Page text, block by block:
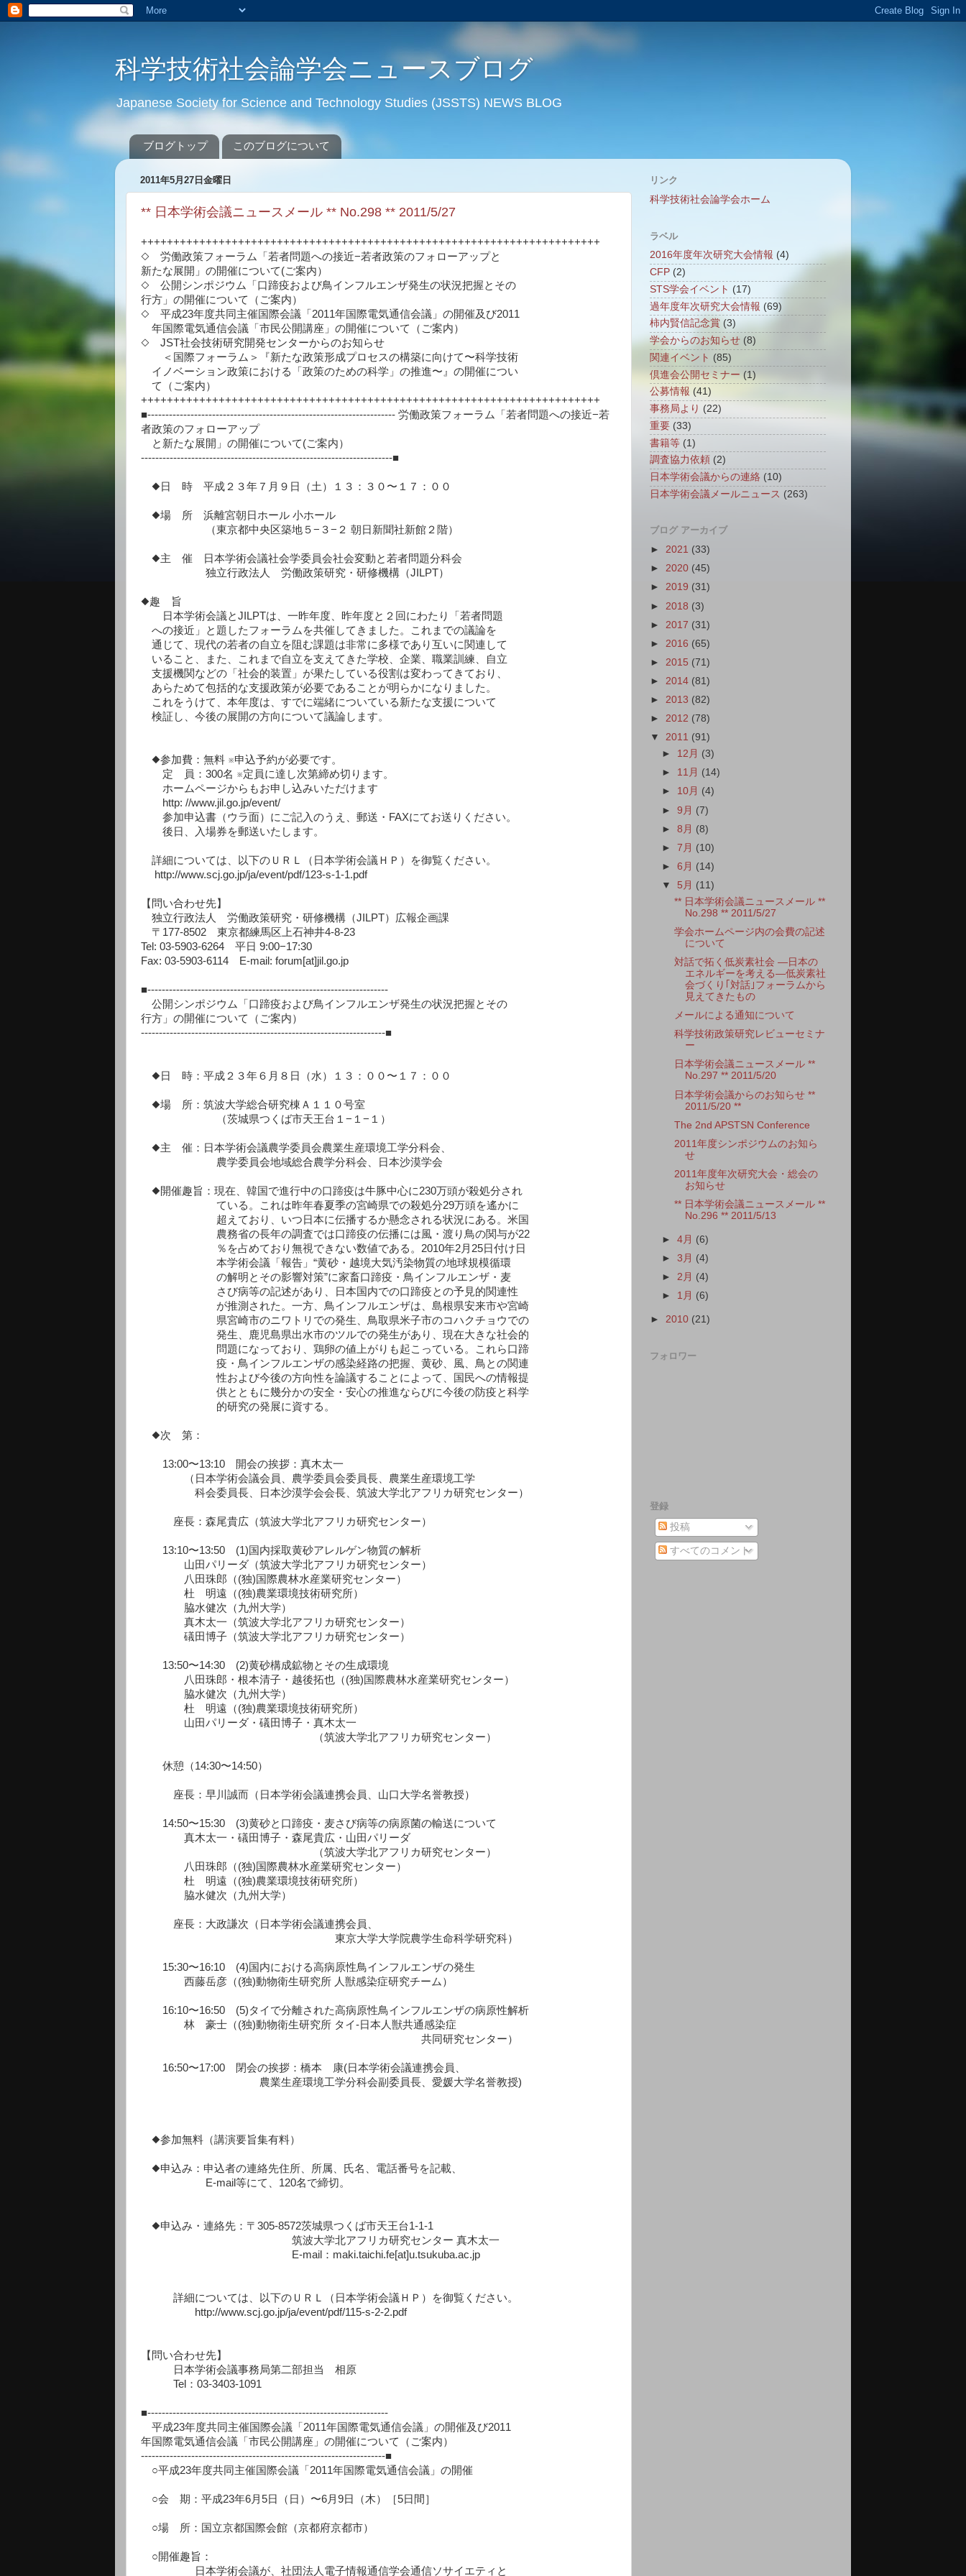
科学技術社会論学会ニュースブログ
Japanese Society for Science and Technology Studies (JSSTS) NEWS BLOG
ブログトップ このブログについて
2011年5月27日金曜日
** 日本学術会議ニュースメール ** No.298 ** 2011/5/27
+++++++++++++++++++++++++++++++++++++++++++++++++++++++++++++++++++++++
◇ 労働政策フォーラム「若者問題への接近−若者政策のフォローアップと
新たな展開」の開催について(ご案内）
◇ 公開シンポジウム「口蹄疫および鳥インフルエンザ発生の状況把握とその
行方」の開催について（ご案内）
◇ 平成23年度共同主催国際会議「2011年国際電気通信会議」の開催及び2011
年国際電気通信会議「市民公開講座」の開催について（ご案内）
◇ JST社会技術研究開発センターからのお知らせ
＜国際フォーラム＞『新たな政策形成プロセスの構築に向けて〜科学技術
イノベーション政策における「政策のための科学」の推進〜』の開催につい
て（ご案内）
+++++++++++++++++++++++++++++++++++++++++++++++++++++++++++++++++++++++
■--------------------------------------------------------------------- 労働政策フォーラム「若者問題への接近−若
者政策のフォローアップ
と新たな展開」の開催について(ご案内）
----------------------------------------------------------------------■
◆日 時 平成２３年７月９日（土）１３：３０〜１７：００
◆場 所 浜離宮朝日ホール 小ホール
（東京都中央区築地５−３−２ 朝日新聞社新館２階）
◆主 催 日本学術会議社会学委員会社会変動と若者問題分科会
独立行政法人 労働政策研究・研修機構（JILPT）
◆趣 旨
日本学術会議とJILPTは、一昨年度、昨年度と２回にわたり「若者問題
への接近」と題したフォーラムを共催してきました。これまでの議論を
通じて、現代の若者の自立を阻む課題は非常に多様であり互いに関連して
いること、また、これまで自立を支えてきた学校、企業、職業訓練、自立
支援機関などの「社会的装置」が果たしている役割は変わってきており、
あらためて包括的な支援政策が必要であることが明らかになりました。
これをうけて、本年度は、すでに端緒についている新たな支援について
検証し、今後の展開の方向について議論します。
◆参加費：無料 ※申込予約が必要です。
定 員：300名 ※定員に達し次第締め切ります。
ホームページからもお申し込みいただけます
http: //www.jil.go.jp/event/
参加申込書（ウラ面）にご記入のうえ、郵送・FAXにてお送りください。
後日、入場券を郵送いたします。
詳細については、以下のＵＲＬ（日本学術会議ＨＰ）を御覧ください。
http://www.scj.go.jp/ja/event/pdf/123-s-1-1.pdf
【問い合わせ先】
独立行政法人 労働政策研究・研修機構（JILPT）広報企画課
〒177-8502 東京都練馬区上石神井4-8-23
Tel: 03-5903-6264 平日 9:00−17:30
Fax: 03-5903-6114 E-mail: forum[at]jil.go.jp
■-------------------------------------------------------------------
公開シンポジウム「口蹄疫および鳥インフルエンザ発生の状況把握とその
行方」の開催について（ご案内）
--------------------------------------------------------------------■
◆日 時：平成２３年６月８日（水）１３：００〜１７：００
◆場 所：筑波大学総合研究棟Ａ１１０号室
（茨城県つくば市天王台１−１−１）
◆主 催：日本学術会議農学委員会農業生産環境工学分科会、
農学委員会地域総合農学分科会、日本沙漠学会
◆開催趣旨：現在、韓国で進行中の口蹄疫は牛豚中心に230万頭が殺処分され
ている。これは昨年春夏季の宮崎県での殺処分29万頭を遙かに
超えており、いつ日本に伝播するか懸念される状況にある。米国
農務省の長年の調査では口蹄疫の伝播には風・渡り鳥の関与が22
％を占めており無視できない数値である。2010年2月25日付け日
本学術会議「報告」“黄砂・越境大気汚染物質の地球規模循環
の解明とその影響対策”に家畜口蹄疫・鳥インフルエンザ・麦
さび病等の記述があり、日本国内での口蹄疫との予見的関連性
が推測された。一方、鳥インフルエンザは、島根県安来市や宮崎
県宮崎市のニワトリでの発生、鳥取県米子市のコハクチョウでの
発生、鹿児島県出水市のツルでの発生があり、現在大きな社会的
問題になっており、鶏卵の値上がりも起こっている。これら口蹄
疫・鳥インフルエンザの感染経路の把握、黄砂、風、鳥との関連
性および今後の方向性を論議することによって、国民への情報提
供とともに幾分かの安全・安心の推進ならびに今後の防疫と科学
的研究の発展に資する。
◆次 第：
13:00〜13:10 開会の挨拶：真木太一
（日本学術会議会員、農学委員会委員長、農業生産環境工学
科会委員長、日本沙漠学会会長、筑波大学北アフリカ研究センター）
座長：森尾貴広（筑波大学北アフリカ研究センター）
13:10〜13:50 (1)国内採取黄砂アレルゲン物質の解析
山田パリーダ（筑波大学北アフリカ研究センター）
八田珠郎（(独)国際農林水産業研究センター）
杜 明遠（(独)農業環境技術研究所）
脇水健次（九州大学）
真木太一（筑波大学北アフリカ研究センター）
礒田博子（筑波大学北アフリカ研究センター）
13:50〜14:30 (2)黄砂構成鉱物とその生成環境
八田珠郎・根本清子・越後拓也（(独)国際農林水産業研究センター）
脇水健次（九州大学）
杜 明遠（(独)農業環境技術研究所）
山田パリーダ・礒田博子・真木太一
（筑波大学北アフリカ研究センター）
休憩（14:30〜14:50）
座長：早川誠而（日本学術会議連携会員、山口大学名誉教授）
14:50〜15:30 (3)黄砂と口蹄疫・麦さび病等の病原菌の輸送について
真木太一・礒田博子・森尾貴広・山田パリーダ
（筑波大学北アフリカ研究センター）
八田珠郎（(独)国際農林水産業研究センター）
杜 明遠（(独)農業環境技術研究所）
脇水健次（九州大学）
座長：大政謙次（日本学術会議連携会員、
東京大学大学院農学生命科学研究科）
15:30〜16:10 (4)国内における高病原性鳥インフルエンザの発生
西藤岳彦（(独)動物衛生研究所 人獣感染症研究チーム）
16:10〜16:50 (5)タイで分離された高病原性鳥インフルエンザの病原性解析
林 豪士（(独)動物衛生研究所 タイ‐日本人獣共通感染症
共同研究センター）
16:50〜17:00 閉会の挨拶：橋本 康(日本学術会議連携会員、
農業生産環境工学分科会副委員長、愛媛大学名誉教授)
◆参加無料（講演要旨集有料）
◆申込み：申込者の連絡先住所、所属、氏名、電話番号を記載、
E-mail等にて、120名で締切。
◆申込み・連絡先：〒305-8572茨城県つくば市天王台1-1-1
筑波大学北アフリカ研究センター 真木太一
E-mail：maki.taichi.fe[at]u.tsukuba.ac.jp
詳細については、以下のＵＲＬ（日本学術会議ＨＰ）を御覧ください。
http://www.scj.go.jp/ja/event/pdf/115-s-2-2.pdf
【問い合わせ先】
日本学術会議事務局第二部担当 相原
Tel：03-3403-1091
■-------------------------------------------------------------------
平成23年度共同主催国際会議「2011年国際電気通信会議」の開催及び2011
年国際電気通信会議「市民公開講座」の開催について（ご案内）
--------------------------------------------------------------------■
○平成23年度共同主催国際会議「2011年国際電気通信会議」の開催
○会 期：平成23年6月5日（日）〜6月9日（木）［5日間］
○場 所：国立京都国際会館（京都府京都市）
○開催趣旨：
日本学術会議が、社団法人電子情報通信学会通信ソサイエティと
リンク
科学技術社会論学会ホーム
ラベル
2016年度年次研究大会情報 (4)
CFP (2)
STS学会イベント (17)
過年度年次研究大会情報 (69)
柿内賢信記念賞 (3)
学会からのお知らせ (8)
関連イベント (85)
倶進会公開セミナー (1)
公募情報 (41)
事務局より (22)
重要 (33)
書籍等 (1)
調査協力依頼 (2)
日本学術会議からの連絡 (10)
日本学術会議メールニュース (263)
ブログ アーカイブ
► 2021 (33)
► 2020 (45)
► 2019 (31)
► 2018 (3)
► 2017 (31)
► 2016 (65)
► 2015 (71)
► 2014 (81)
► 2013 (82)
► 2012 (78)
▼ 2011 (91)
► 12月 (3)
► 11月 (14)
► 10月 (4)
►9月 (7)
►8月 (8)
►7月 (10)
►6月 (14)
▼ 5月 (11)
** 日本学術会議ニュースメール **
No.298 ** 2011/5/27
学会ホームページ内の会費の記述
について
対話で拓く低炭素社会 ―日本の
エネルギーを考える―低炭素社
会づくり｢対話｣フォーラムから
見えてきたもの
メールによる通知について
科学技術政策研究レビューセミナ
ー
日本学術会議ニュースメール **
No.297 ** 2011/5/20
日本学術会議からのお知らせ **
2011/5/20 **
The 2nd APSTSN Conference
2011年度シンポジウムのお知ら
せ
2011年度年次研究大会・総会の
お知らせ
** 日本学術会議ニュースメール **
No.296 ** 2011/5/13
►4月 (6)
►3月 (4)
►2月 (4)
► 1月 (6)
► 2010 (21)
フォロワー
登録
投稿
すべてのコメント